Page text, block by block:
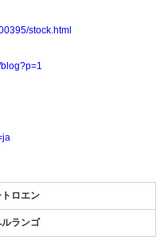
stock.html
トロエン
ランゴ